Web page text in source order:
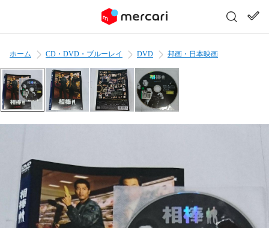
ホーム CD・DVD・ブルーレイ DVD 邦画・日本映画